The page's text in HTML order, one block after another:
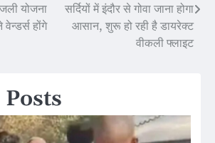
योजना
होंगे
सर्दियों में इंदौर से गोवा जाना होगा
आसान, शुरू हो रही है डायरेक्ट
वीकली फ्लाइट